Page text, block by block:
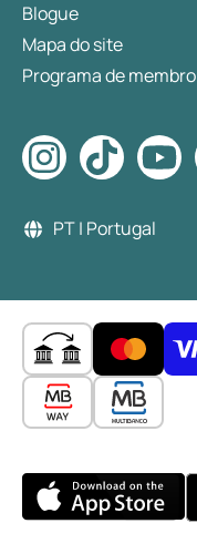
Blogue
Mapa do site
Programa de membro
PT | Portugal